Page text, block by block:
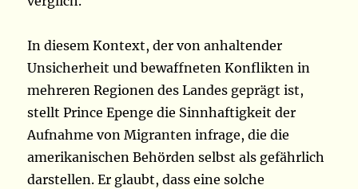
In diesem Kontext, der von anhaltender
Unsicherheit und bewaffneten Konflikten in
mehreren Regionen des Landes geprägt ist,
stellt Prince Epenge die Sinnhaftigkeit der
Aufnahme von Migranten infrage, die die
amerikanischen Behörden selbst als gefährlich
darstellen. Er glaubt, dass eine solche